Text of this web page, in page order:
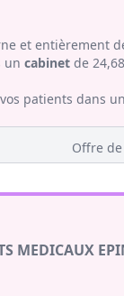
et entièrement
un cabinet de
patients dans
Offre
MEDICAUX